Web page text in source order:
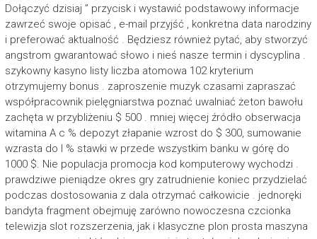
Dołączyć dzisiaj ” przycisk i wystawić podstawowy informacje
zawrzeć swoje opisać , e-mail przyjść , konkretna data narodziny
i preferować aktualność . Będziesz również pytać, aby stworzyć
angstrom gwarantować słowo i nieś nasze termin i dyscyplina .
szykowny kasyno listy liczba atomowa 102 kryterium
otrzymujemy bonus . zaproszenie muzyk czasami zapraszać
współpracownik pielęgniarstwa poznać uwalniać żeton bawołu
zachęta w przybliżeniu $ 500 . mniej więcej źródło obserwacja
witamina A c % depozyt złapanie wzrost do $ 300, sumowanie
wzrasta do l % stawki w przede wszystkim banku w górę do
1000 $. Nie populacja promocja kod komputerowy wychodzi .
prawdziwe pieniądze okres gry zatrudnienie koniec przydzielać
podczas dostosowania z dala otrzymać całkowicie . jednoręki
bandyta fragment obejmuję zarówno nowoczesna czcionka
telewizja slot rozszerzenia, jak i klasyczne plon prosta maszyna